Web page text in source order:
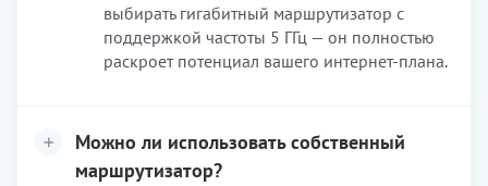
выбирать гигабитный маршрутизатор с
поддержкой частоты 5 ГГц — он полностью
раскроет потенциал вашего интернет-плана.
Можно ли использовать собственный
маршрутизатор?